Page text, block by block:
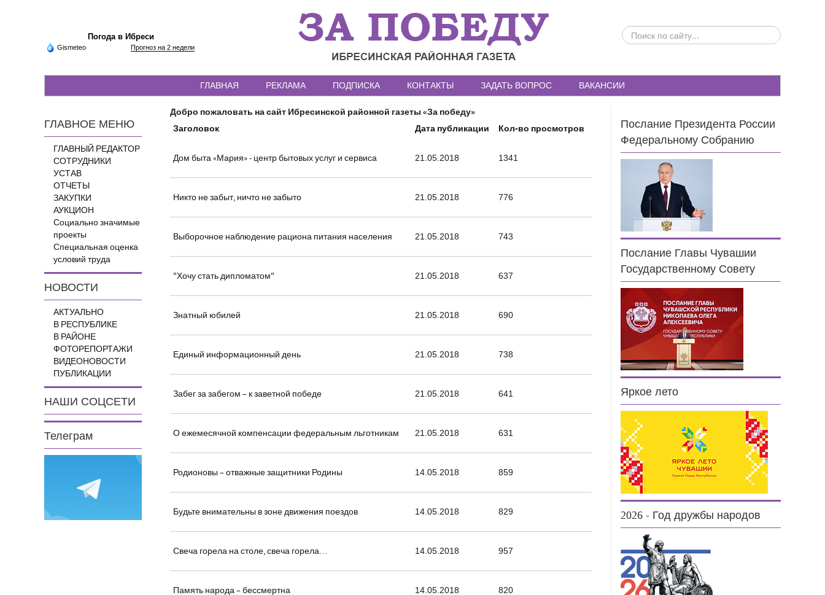
Погода в Ибреси
Gismeteo Прогноз на 2 недели
ПОИСК
ПО
ГЛАВНАЯ РЕКЛАМА ПОДПИСКА КОНТАКТЫ ЗАДАТЬ ВОПРОС ВАКАНСИИ
ГЛАВНОЕ МЕНЮ
ГЛАВНЫЙ РЕДАКТОР
СОТРУДНИКИ
УСТАВ
ОТЧЕТЫ
ЗАКУПКИ
АУКЦИОН
Социально значимые
проекты
Специальная оценка
условий труда
НОВОСТИ
АКТУАЛЬНО
В РЕСПУБЛИКЕ
В РАЙОНЕ
ФОТОРЕПОРТАЖИ
ВИДЕОНОВОСТИ
ПУБЛИКАЦИИ
НАШИ СОЦСЕТИ
Телеграм
Добро пожаловать на сайт Ибресинской районной газеты «За победу»
Заголовок
Дата публикации Кол-во просмотров
Дом быта «Мария» - центр бытовых услуг и сервиса 21.05.2018 1341
Никто не забыт, ничто не забыто 21.05.2018 776
Выборочное наблюдение рациона питания населения 21.05.2018 743
"Хочу стать дипломатом" 21.05.2018 637
Знатный юбилей 21.05.2018 690
Единый информационный день 21.05.2018 738
Забег за забегом – к заветной победе 21.05.2018 641
О ежемесячной компенсации федеральным льготникам 21.05.2018 631
Родионовы – отважные защитники Родины 14.05.2018 859
Будьте внимательны в зоне движения поездов 14.05.2018 829
Свеча горела на столе, свеча горела… 14.05.2018 957
Память народа – бессмертна 14.05.2018 820
Послание Президента России
Федеральному Собранию
Послание Главы Чувашии
Государственному Совету
Яркое лето
2026 - Год дружбы народов